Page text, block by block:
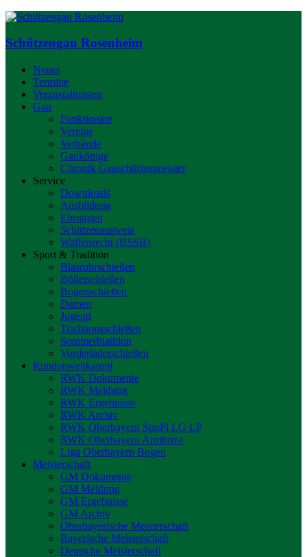
Schützengau Rosenheim
Neues
Termine
Veranstaltungen
Gau
Funktionäre
Vereine
Verbände
Gaukönige
Chronik Gauschützenmeister
Service
Downloads
Ausbildung
Ehrungen
Schützenausweis
Waffenrecht (BSSB)
Sport & Tradition
Blasrohrschießen
Böllerschießen
Bogenschießen
Damen
Jugend
Traditionsschießen
Sommerbiathlon
Vorderladerschießen
Rundenwettkampf
RWK Dokumente
RWK Meldung
RWK Ergebnisse
RWK Archiv
RWK Oberbayern SpoPi LG LP
RWK Oberbayern Armbrust
Liga Oberbayern Bogen
Meisterschaft
GM Dokumente
GM Meldung
GM Ergebnisse
GM Archiv
Oberbayerische Meisterschaft
Bayerische Meisterschaft
Deutsche Meisterschaft